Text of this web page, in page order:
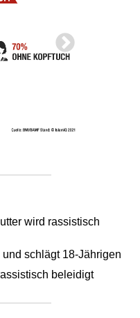
wird rassistisch
schlägt 18-Jährigen
beleidigt